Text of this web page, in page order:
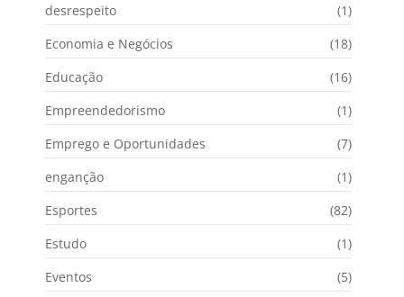
desrespeito
(1)
Economia e Negócios
(18)
Educação
(16)
Empreendedorismo
(1)
Emprego e Oportunidades
(7)
enganção
(1)
Esportes
(82)
Estudo
(1)
Eventos
(5)